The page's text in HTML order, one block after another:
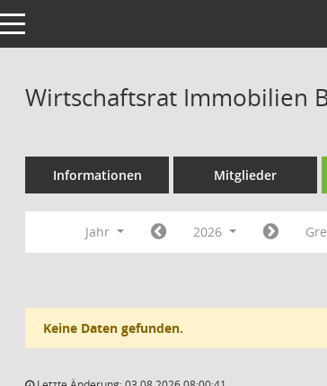
navigation
Wirtschaftsrat Immobilien
Informationen Mitglieder
Jahr 2026
Keine Daten gefunden.